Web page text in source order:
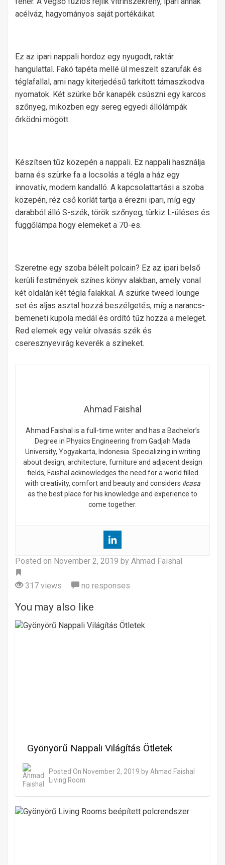
acélváz, hagyományos saját portékáikat.
Ez az ipari nappali hordoz egy nyugodt, raktár
hangulattal. Fakó tapéta mellé ül meszelt szarufák és
téglafallal, ami nagy kiterjedésű tarkított támaszkodva
nyomatok. Két szürke bőr kanapék csúszni egy karcos
szőnyeg, miközben egy sereg egyedi állólámpák
őrködni mögött.
Készítsen tűz közepén a nappali. Ez nappali használja
barna és szürke fa a locsolás a tégla a ház egy
innovatív, modern kandalló. A kapcsolattartási a szoba
közepén, réz cső korlát tartja a érezni ipari, míg egy
darabból álló S-szék, török ​​szőnyeg, türkiz L-üléses és
függőlámpa hogy elemeket a 70-es.
Szeretne egy szoba bélelt polcain? Ez az ipari belső
kerüli festmények színes könyv alakban, amely vonal
két oldalán két tégla falakkal. A szürke tweed lounge
set és aljas asztal hozzá beszélgetés, míg a narancs-
bemeneti kupola medál és ordító tűz hozza a meleget.
Red elemek egy velúr olvasás szék és
cseresznyevirág keverék a színeket.
Ahmad Faishal
Ahmad Faishal is a full-time writer and has a Bachelor’s
Degree in Physics Engineering from Gadjah Mada
University, Yogyakarta, Indonesia. Specializing in writing
about design, architecture, furniture and adjacent design
fields, Faishal acknowledges the need for a world filled
with creativity, comfort and beauty and considers ilcasa
as the best place for his knowledge and experience to
come together.
Posted on November 2, 2019 by Ahmad Faishal
317 views
no responses
You may also like
Gyönyörű Nappali Világítás Ötletek
Posted On November 2, 2019 by Ahmad Faishal
Living Room